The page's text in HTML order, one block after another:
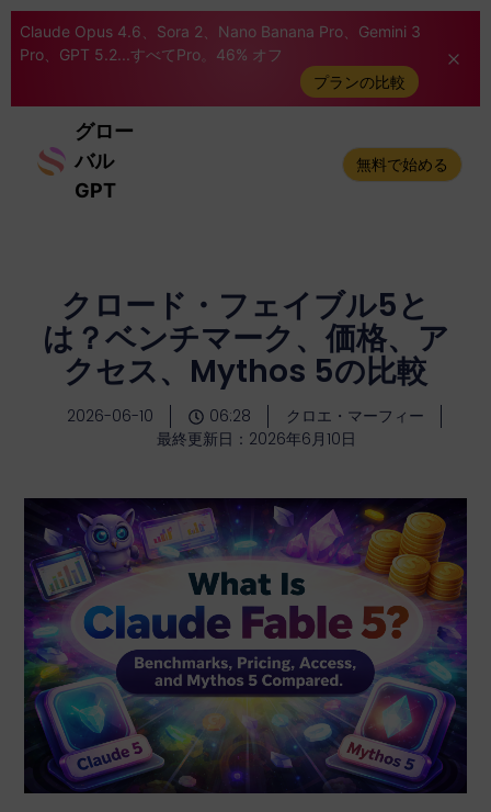
Claude Opus 4.6、Sora 2、Nano Banana Pro、Gemini 3
Pro、GPT 5.2...すべてPro。46% オフ
プランの比較
グロー
バル
GPT
無料で始める
クロード・フェイブル5と
は？ベンチマーク、価格、ア
クセス、Mythos 5の比較
2026-06-10 06:28
クロエ・マーフィー
最終更新日：2026年6月10日